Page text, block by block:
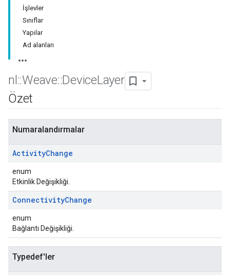
İşlevler
Sınıflar
Yapılar
Ad alanları
nl ::Weave::DeviceLayer
Özet
Numaralandırmalar
ActivityChange
enum
Etkinlik Değişikliği.
ConnectivityChange
enum
Bağlantı Değişikliği.
Typedef'ler